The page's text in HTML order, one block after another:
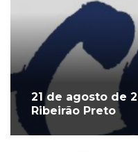
21 de agosto de
Ribeirão Preto